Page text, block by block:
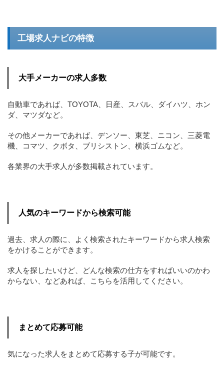
工場求人ナビの特徴
大手メーカーの求人多数
自動車であれば、TOYOTA、日産、スバル、ダイハツ、ホン
ダ、マツダなど。
その他メーカーであれば、デンソー、東芝、ニコン、三菱電
機、コマツ、クボタ、ブリシストン、横浜ゴムなど。
各業界の大手求人が多数掲載されています。
人気のキーワードから検索可能
過去、求人の際に、よく検索されたキーワードから求人検索
をかけることができます。
求人を探したいけど、どんな検索の仕方をすればいいのかわ
からない、などあれば、こちらを活用してください。
まとめて応募可能
気になった求人をまとめて応募する子が可能です。